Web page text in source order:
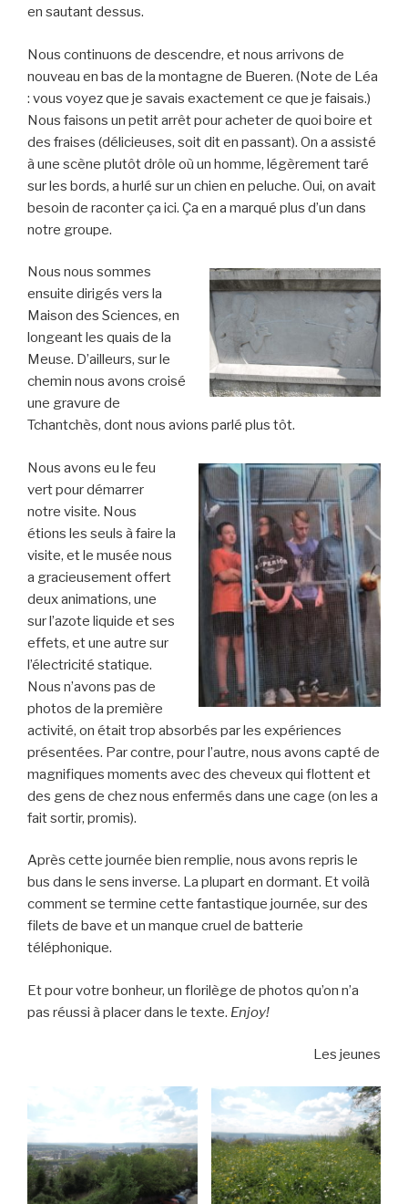
en sautant dessus.
Nous continuons de descendre, et nous arrivons de
nouveau en bas de la montagne de Bueren. (Note de Léa
: vous voyez que je savais exactement ce que je faisais.)​​​​​​​
Nous faisons un petit arrêt pour acheter de quoi boire et
des fraises (délicieuses, soit dit en passant). On a assisté
à une scène plutôt drôle où un homme, légèrement taré
sur les bords, a hurlé sur un chien en peluche. Oui, on avait
besoin de raconter ça ici. Ça en a marqué plus d’un dans
notre groupe.
Nous nous sommes
ensuite dirigés vers la
Maison des Sciences, en
longeant les quais de la
Meuse. D’ailleurs, sur le
chemin nous avons croisé
une gravure de
Tchantchès, dont nous avions parlé plus tôt.
Nous avons eu le feu
vert pour démarrer
notre visite. Nous
étions les seuls à faire la
visite, et le musée nous
a gracieusement offert
deux animations, une
sur l’azote liquide et ses
effets, et une autre sur
l’électricité statique.
Nous n’avons pas de
photos de la première
activité, on était trop absorbés par les expériences
présentées. Par contre, pour l’autre, nous avons capté de
magnifiques moments avec des cheveux qui flottent et
des gens de chez nous enfermés dans une cage (on les a
fait sortir, promis).
Après cette journée bien remplie, nous avons repris le
bus dans le sens inverse. La plupart en dormant. Et voilà
comment se termine cette fantastique journée, sur des
filets de bave et un manque cruel de batterie
téléphonique.
Et pour votre bonheur, un florilège de photos qu’on n’a
pas réussi à placer dans le texte. Enjoy!
Les jeunes